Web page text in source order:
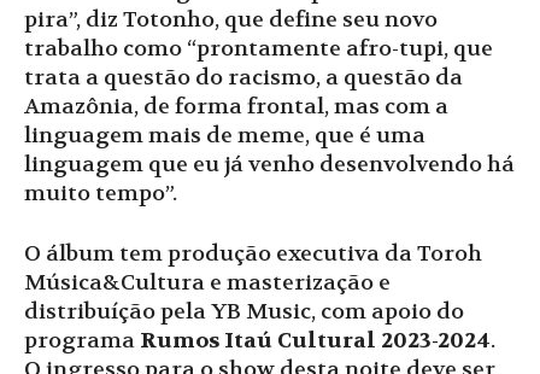
pira”, diz Totonho, que define seu novo
trabalho como “prontamente afro-tupi, que
trata a questão do racismo, a questão da
Amazônia, de forma frontal, mas com a
linguagem mais de meme, que é uma
linguagem que eu já venho desenvolvendo há
muito tempo”.
O álbum tem produção executiva da Toroh
Música&Cultura e masterização e
distribuíção pela YB Music, com apoio do
programa Rumos Itaú Cultural 2023-2024.